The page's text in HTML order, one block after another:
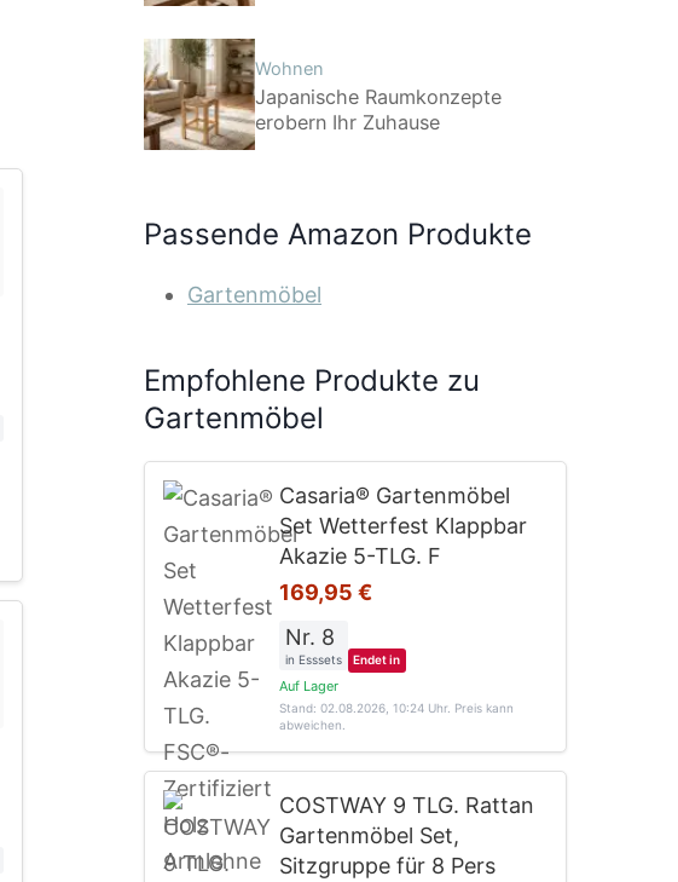
Wohnen
Japanische Raumkonzepte
erobern Ihr Zuhause
Passende Amazon Produkte
Gartenmöbel
Empfohlene Produkte zu
Gartenmöbel
Casaria® Gartenmöbel
Set Wetterfest Klappbar
Akazie 5-TLG. F
169,95 €
Nr. 8
in Esssets Endet in
Auf Lager
Stand: 02.08.2026, 10:24 Uhr. Preis kann
abweichen.
COSTWAY 9 TLG. Rattan
Gartenmöbel Set,
Sitzgruppe für 8 Pers